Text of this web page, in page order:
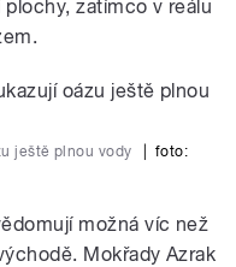
zatímco v reálu
ještě plnou vody
foto:
možná víc než
Mokřady Azrak